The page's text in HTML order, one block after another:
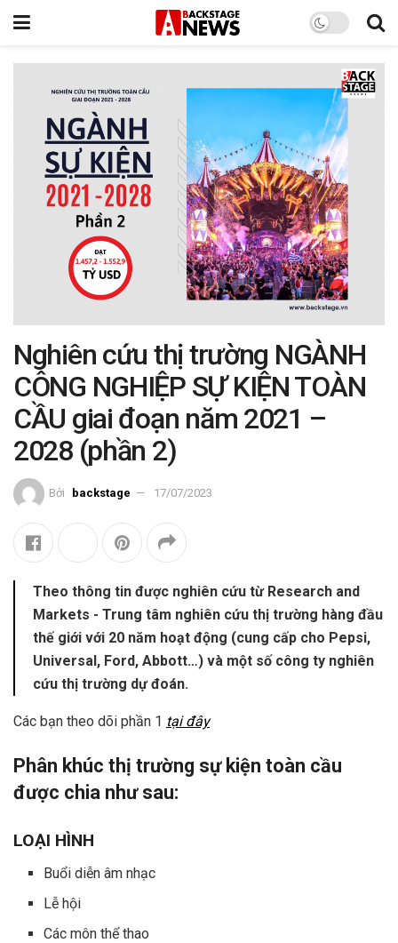
Nghiên cứu thị trường NGÀNH
CÔNG NGHIỆP SỰ KIỆN TOÀN
CẦU giai đoạn năm 2021 –
2028 (phần 2)
Bởi backstage 17/07/2023
Theo thông tin được nghiên cứu từ Research and
Markets - Trung tâm nghiên cứu thị trường hàng đầu
thế giới với 20 năm hoạt động (cung cấp cho Pepsi,
Universal, Ford, Abbott…) và một số công ty nghiên
cứu thị trường dự đoán.
Các bạn theo dõi phần 1 tại đây
Phân khúc thị trường sự kiện toàn cầu
được chia như sau:
LOẠI HÌNH
Buổi diễn âm nhạc
Lễ hội
Các môn thể thao